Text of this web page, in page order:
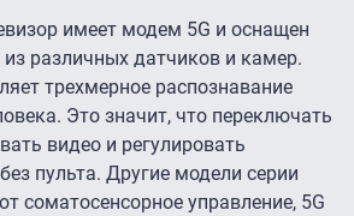
имеет модем 5G и оснащен
различных датчиков и камер.
трехмерное распознавание
Это значит, что переключать
видео и регулировать
пульта. Другие модели серии
соматосенсорное управление, 5G